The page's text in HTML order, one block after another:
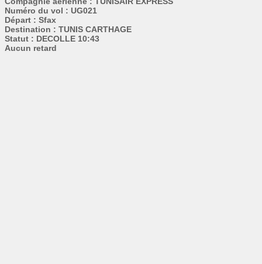
Numéro du vol : UG021
Départ : Sfax
Destination : TUNIS CARTHAGE
Statut : DECOLLE 10:43
Aucun retard